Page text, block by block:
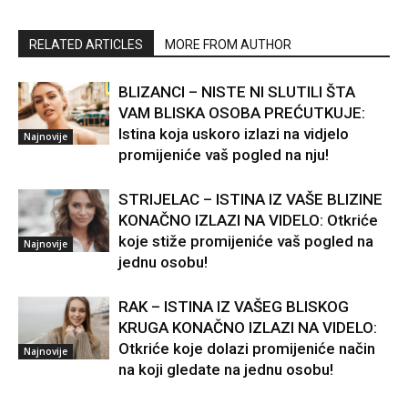
RELATED ARTICLES MORE FROM AUTHOR
Najnovije
BLIZANCI – NISTE NI SLUTILI ŠTA
VAM BLISKA OSOBA PREĆUTKUJE:
Istina koja uskoro izlazi na vidjelo
promijeniće vaš pogled na nju!
Najnovije
STRIJELAC – ISTINA IZ VAŠE BLIZINE
KONAČNO IZLAZI NA VIDELO: Otkriće
koje stiže promijeniće vaš pogled na
jednu osobu!
Najnovije
RAK – ISTINA IZ VAŠEG BLISKOG
KRUGA KONAČNO IZLAZI NA VIDELO:
Otkriće koje dolazi promijeniće način
na koji gledate na jednu osobu!